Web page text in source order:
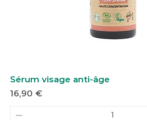
Sérum visage anti-âge
Prix
16,90 €